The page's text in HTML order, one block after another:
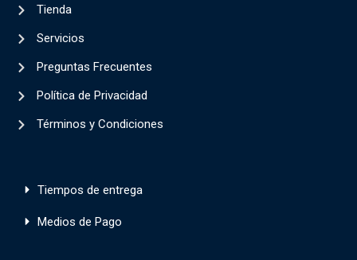
Tienda
Servicios
Preguntas Frecuentes
Política de Privacidad
Términos y Condiciones
Tiempos de entrega
Medios de Pago